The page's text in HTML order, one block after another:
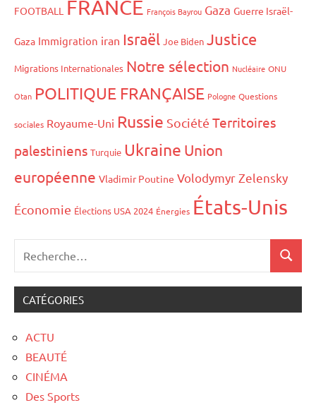
FOOTBALL FRANCE François Bayrou Gaza Guerre Israël-
Gaza Immigration iran Israël Joe Biden Justice
Migrations Internationales Notre sélection Nucléaire ONU
Otan POLITIQUE FRANÇAISE Pologne Questions
sociales Royaume-Uni Russie Société Territoires
palestiniens Turquie Ukraine Union
européenne Vladimir Poutine Volodymyr Zelensky
Économie Élections USA 2024 Énergies États-Unis
CATÉGORIES
ACTU
BEAUTÉ
CINÉMA
Des Sports